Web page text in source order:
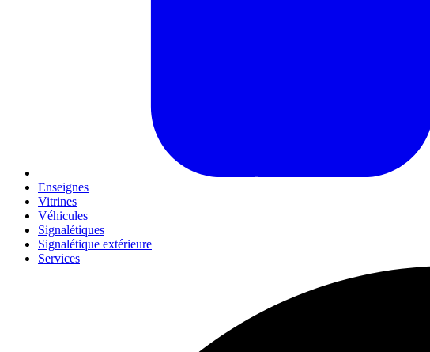
Enseignes
Vitrines
Véhicules
Signalétiques
Signalétique extérieure
Services